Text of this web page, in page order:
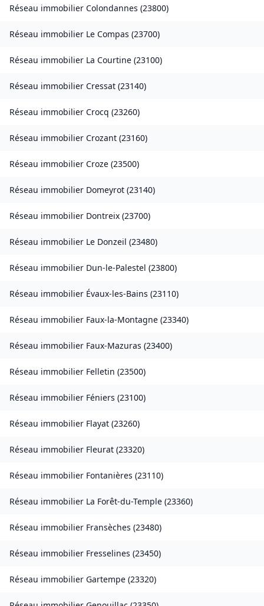
Réseau immobilier Colondannes (23800)
Réseau immobilier Le Compas (23700)
Réseau immobilier La Courtine (23100)
Réseau immobilier Cressat (23140)
Réseau immobilier Crocq (23260)
Réseau immobilier Crozant (23160)
Réseau immobilier Croze (23500)
Réseau immobilier Domeyrot (23140)
Réseau immobilier Dontreix (23700)
Réseau immobilier Le Donzeil (23480)
Réseau immobilier Dun-le-Palestel (23800)
Réseau immobilier Évaux-les-Bains (23110)
Réseau immobilier Faux-la-Montagne (23340)
Réseau immobilier Faux-Mazuras (23400)
Réseau immobilier Felletin (23500)
Réseau immobilier Féniers (23100)
Réseau immobilier Flayat (23260)
Réseau immobilier Fleurat (23320)
Réseau immobilier Fontanières (23110)
Réseau immobilier La Forêt-du-Temple (23360)
Réseau immobilier Fransèches (23480)
Réseau immobilier Fresselines (23450)
Réseau immobilier Gartempe (23320)